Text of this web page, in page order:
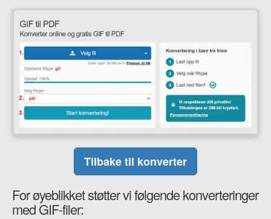
Tilbake til konverter
For øyeblikket støtter vi følgende konverteringer
med GIF-filer: